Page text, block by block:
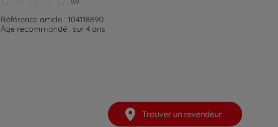
Référence article : 104118890
Âge recommandé : sur 4 ans
Trouver un revendeur